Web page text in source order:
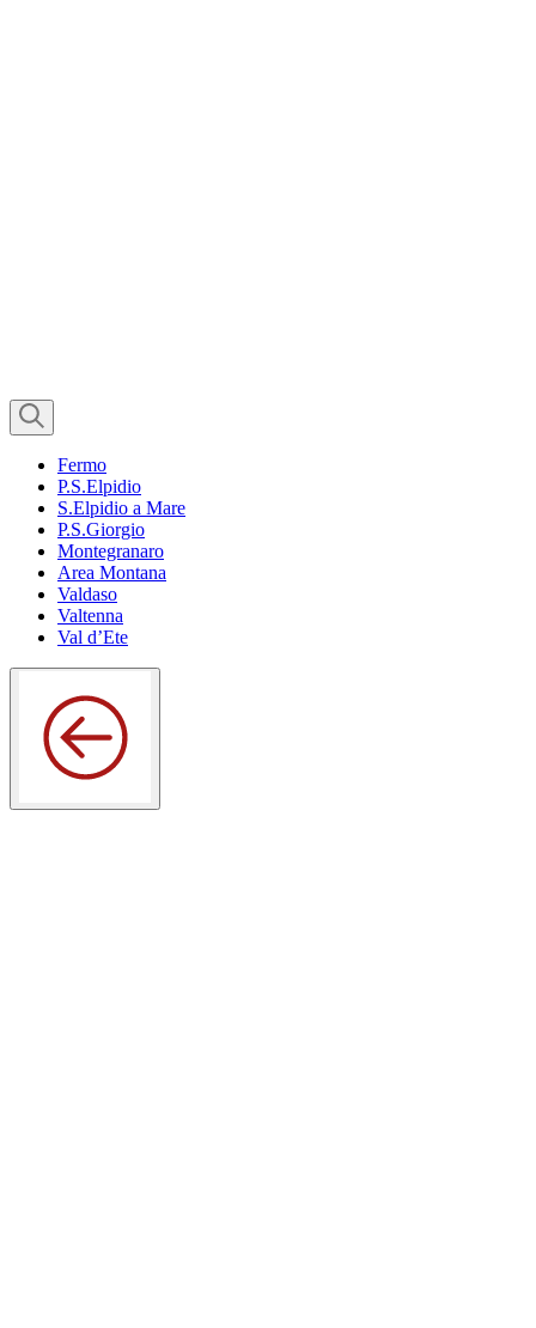
Fermo
P.S.Elpidio
S.Elpidio a Mare
P.S.Giorgio
Montegranaro
Area Montana
Valdaso
Valtenna
Val d’Ete